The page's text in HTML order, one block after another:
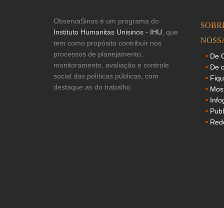
ObservaSinos é um programa do
Instituto Humanitas Unisinos - IHU, que
tem como propósito contribuir nos
processos de planejamento,
monitoramento, avaliação e controle
social das políticas públicas, com
destaque as do trabalho.
De
De